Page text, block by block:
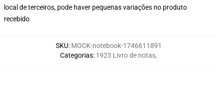
local de terceiros, pode haver pequenas variações no produto
recebido
SKU: MOCK-notebook-1746611891
Categorias: 1923 Livro de notas,